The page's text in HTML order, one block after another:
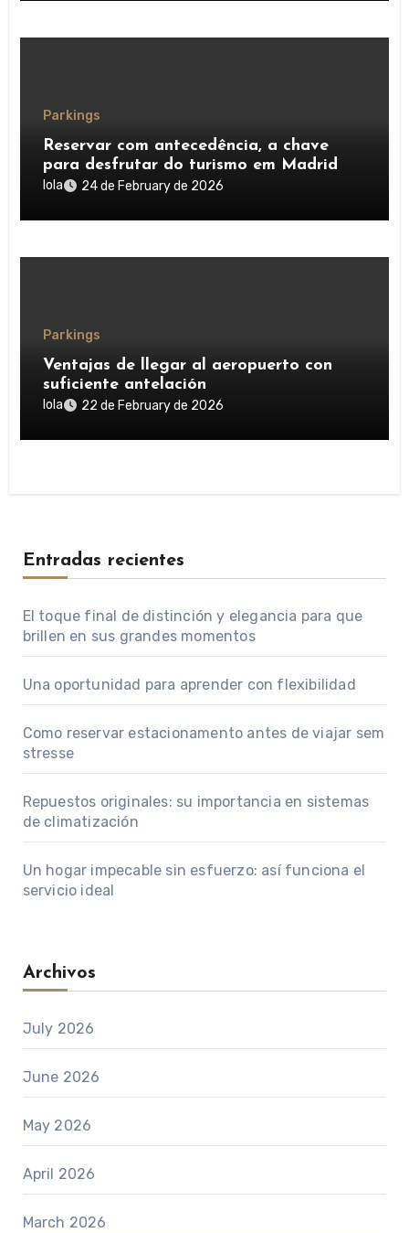
Parkings
Reservar com antecedência, a chave
para desfrutar do turismo em Madrid
lola 24 de February de 2026
Parkings
Ventajas de llegar al aeropuerto con
suficiente antelación
lola 22 de February de 2026
Entradas recientes
El toque final de distinción y elegancia para que
brillen en sus grandes momentos
Una oportunidad para aprender con flexibilidad
Como reservar estacionamento antes de viajar sem
stresse
Repuestos originales: su importancia en sistemas
de climatización
Un hogar impecable sin esfuerzo: así funciona el
servicio ideal
Archivos
July 2026
June 2026
May 2026
April 2026
March 2026